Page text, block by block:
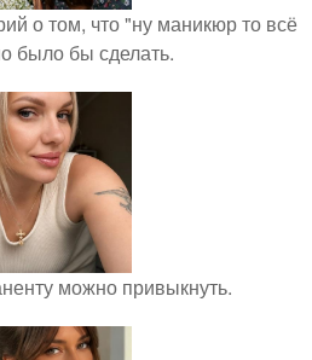
о том, что "ну маникюр то всё
было бы сделать.
можно привыкнуть.